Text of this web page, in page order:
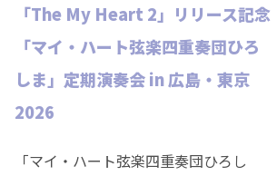
「The My Heart 2」リリース記念
「マイ・ハート弦楽四重奏団ひろ
しま」定期演奏会 in 広島・東京
2026
「マイ・ハート弦楽四重奏団ひろし